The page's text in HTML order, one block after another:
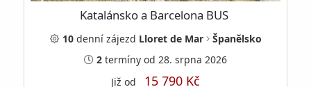
Katalánsko a Barcelona BUS
10dennízájezd Lloret de Mar
Španělsko
2 termíny od 28. srpna 2026
Již od 15 790 Kč